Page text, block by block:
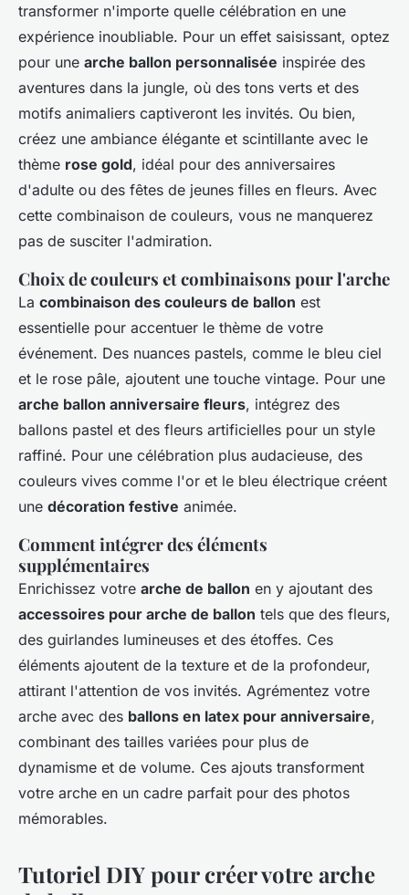
transformer n'importe quelle célébration en une
expérience inoubliable. Pour un effet saisissant, optez
pour une arche ballon personnalisée inspirée des
aventures dans la jungle, où des tons verts et des
motifs animaliers captiveront les invités. Ou bien,
créez une ambiance élégante et scintillante avec le
thème rose gold, idéal pour des anniversaires
d'adulte ou des fêtes de jeunes filles en fleurs. Avec
cette combinaison de couleurs, vous ne manquerez
pas de susciter l'admiration.
Choix de couleurs et combinaisons pour l'arche
La combinaison des couleurs de ballon est
essentielle pour accentuer le thème de votre
événement. Des nuances pastels, comme le bleu ciel
et le rose pâle, ajoutent une touche vintage. Pour une
arche ballon anniversaire fleurs, intégrez des
ballons pastel et des fleurs artificielles pour un style
raffiné. Pour une célébration plus audacieuse, des
couleurs vives comme l'or et le bleu électrique créent
une décoration festive animée.
Comment intégrer des éléments
supplémentaires
Enrichissez votre arche de ballon en y ajoutant des
accessoires pour arche de ballon tels que des fleurs,
des guirlandes lumineuses et des étoffes. Ces
éléments ajoutent de la texture et de la profondeur,
attirant l'attention de vos invités. Agrémentez votre
arche avec des ballons en latex pour anniversaire,
combinant des tailles variées pour plus de
dynamisme et de volume. Ces ajouts transforment
votre arche en un cadre parfait pour des photos
mémorables.
Tutoriel DIY pour créer votre arche